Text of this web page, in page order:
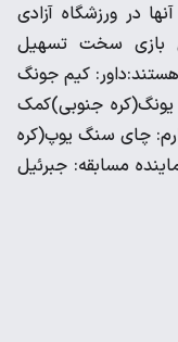
در ورزشگاه آزادی
بازی سخت تسهیل
کیم جونگ
جنوبی)کمک
چای سنگ یوپ(کره
مسابقه: جبرئیل